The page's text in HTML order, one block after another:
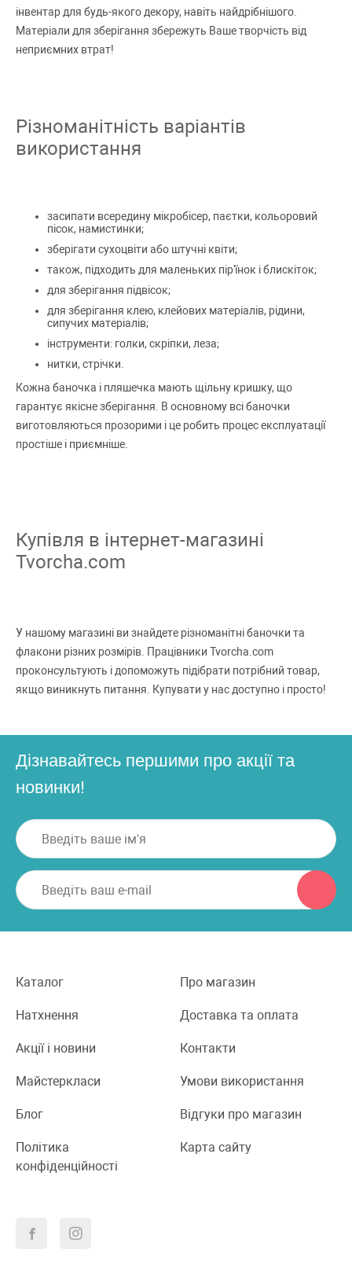
інвентар для будь-якого декору, навіть найдрібнішого.
Матеріали для зберігання збережуть Ваше творчість від
неприємних втрат!
Різноманітність варіантів
використання
засипати всередину мікробісер, паєтки, кольоровий
пісок, намистинки;
зберігати сухоцвіти або штучні квіти;
також, підходить для маленьких пір'їнок і блискіток;
для зберігання підвісок;
для зберігання клею, клейових матеріалів, рідини,
сипучих матеріалів;
інструменти: голки, скріпки, леза;
нитки, стрічки.
Кожна баночка і пляшечка мають щільну кришку, що
гарантує якісне зберігання. В основному всі баночки
виготовляються прозорими і це робить процес експлуатації
простіше і приємніше.
Купівля в інтернет-магазині
Tvorcha.com
У нашому магазині ви знайдете різноманітні баночки та
флакони різних розмірів. Працівники Tvorcha.com
проконсультують і допоможуть підібрати потрібний товар,
якщо виникнуть питання. Купувати у нас доступно і просто!
Дізнавайтесь першими про акції та
новинки!
Каталог Про магазин
Натхнення Доставка та оплата
Акції і новини Контакти
Майстеркласи Умови використання
Блог Відгуки про магазин
Політика
конфіденційності
Карта сайту